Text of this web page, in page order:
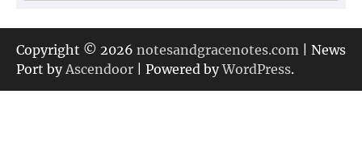
ゴ
リ
ー
Copyright © 2026 notesandgracenotes.com | News
Port byAscendoor | Powered byWordPress.